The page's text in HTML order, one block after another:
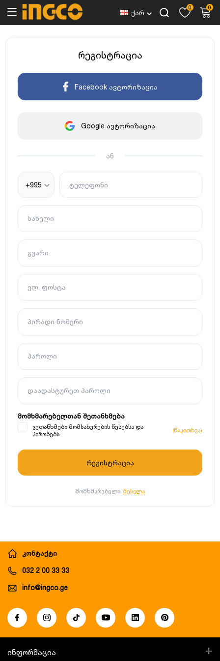
ქარ
0 0
რეგისტრაცია
Facebook ავტორიზაცია
Google ავტორიზაცია
ან
+995 ტელეფონი
სახელი
გვარი
ელ. ფოსტა
პირადი ნომერი
პაროლი
დაადასტურეთ პაროლი
მომხმარებელთან შეთანხმება
ვეთანხმები მომსახურების წესებსა და
პირობებს
(წაკითხვა)
მომხმარებელი შესვლა
კონტაქტი
032 2 00 33 33
info@ingco.ge
+
ინფორმაცია